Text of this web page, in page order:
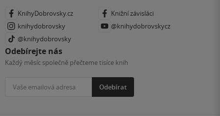
KnihyDobrovsky.cz
Knižní závisláci
knihydobrovsky
@knihydobrovskycz
@knihydobrovsky
Odebírejte nás
Každý měsíc společně přečteme tisíce knih
Odebírat